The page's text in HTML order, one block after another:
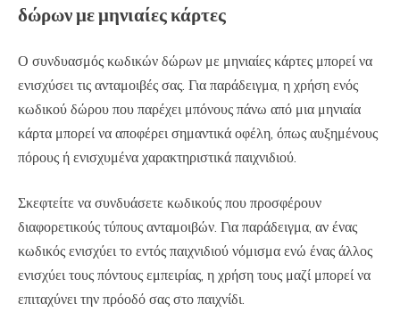
δώρων με μηνιαίες κάρτες
Ο συνδυασμός κωδικών δώρων με μηνιαίες κάρτες μπορεί να
ενισχύσει τις ανταμοιβές σας. Για παράδειγμα, η χρήση ενός
κωδικού δώρου που παρέχει μπόνους πάνω από μια μηνιαία
κάρτα μπορεί να αποφέρει σημαντικά οφέλη, όπως αυξημένους
πόρους ή ενισχυμένα χαρακτηριστικά παιχνιδιού.
Σκεφτείτε να συνδυάσετε κωδικούς που προσφέρουν
διαφορετικούς τύπους ανταμοιβών. Για παράδειγμα, αν ένας
κωδικός ενισχύει το εντός παιχνιδιού νόμισμα ενώ ένας άλλος
ενισχύει τους πόντους εμπειρίας, η χρήση τους μαζί μπορεί να
επιταχύνει την πρόοδό σας στο παιχνίδι.